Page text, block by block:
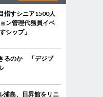
指すシニア1500人
ン管理代務員イベ
シップ」
るのか 「デジブ
島、日昇館をリニ